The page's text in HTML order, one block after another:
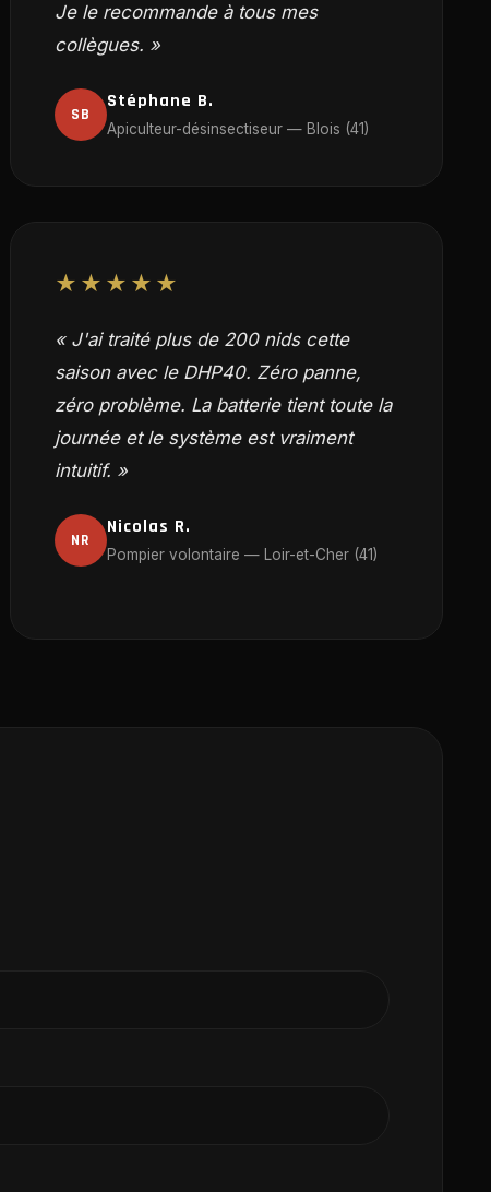
Je le recommande à tous mes
collègues. »
SB
Stéphane B.
Apiculteur-désinsectiseur — Blois (41)
★★★★★
« J'ai traité plus de 200 nids cette
saison avec le DHP40. Zéro panne,
zéro problème. La batterie tient toute la
journée et le système est vraiment
intuitif. »
NR
Nicolas R.
Pompier volontaire — Loir-et-Cher (41)